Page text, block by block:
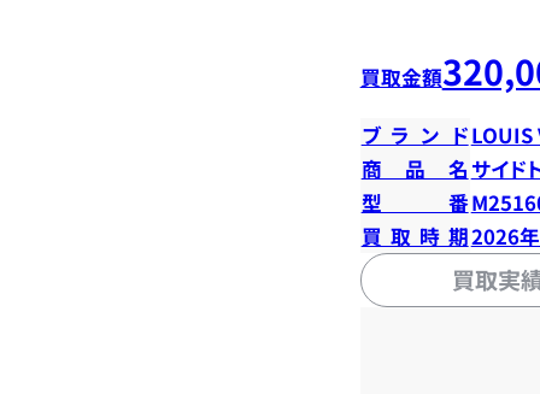
買取金額
ブランドLOUIS
商品名 サイド
型番
買取時期2026
買取実